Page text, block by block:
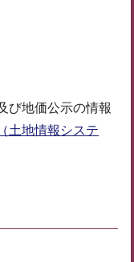
び地価公示の情報
土地情報システ